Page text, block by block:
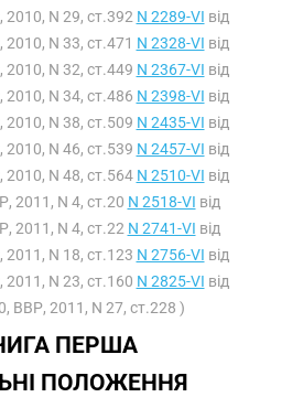
N 29, ст.392 N 2289-VI від
N 33, ст.471 N 2328-VI від
N 32, ст.449 N 2367-VI від
N 34, ст.486 N 2398-VI від
N 38, ст.509 N 2435-VI від
N 46, ст.539 N 2457-VI від
N 48, ст.564 N 2510-VI від
2011, N 4, ст.20 N 2518-VI від
2011, N 4, ст.22 N 2741-VI від
N 18, ст.123 N 2756-VI від
N 23, ст.160 N 2825-VI від
ВВР, 2011, N 27, ст.228 )
ПЕРША
ПОЛОЖЕННЯ